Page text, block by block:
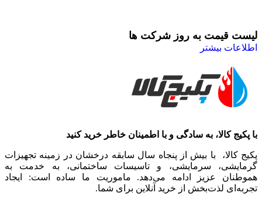
لیست قیمت به روز شرکت ها
اطلاعات بیشتر
با پکیج کالا، به سادگی و با اطمینان خاطر خرید کنید
پکیج کالا، با بیش از پنجاه سال سابقه درخشان در زمینه تجهیزات
گرمایشی، سرمایشی، و تاسیسات ساختمانی، به خدمت به
هموطنان عزیز ادامه می‌دهد. ماموریت ما ساده است: ایجاد
تجربه‌ای لذت‌بخش از خرید آنلاین برای شما.